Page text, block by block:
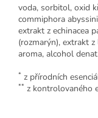
voda, sorbitol, oxid
commiphora
extrakt z echinacea
(rozmarýn), extrakt
aroma, alcohol
* z přírodních
** z kontrolovaného